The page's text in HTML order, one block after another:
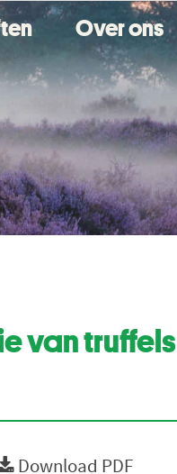
Over ons
van truffels
Download PDF